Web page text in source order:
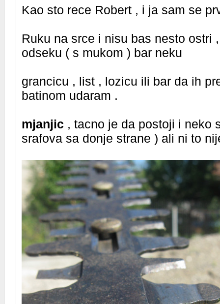
Kao sto rece Robert , i ja sam se
Ruku na srce i nisu bas nesto ostri
odseku ( s mukom ) bar neku
grancicu , list , lozicu ili bar da ih
batinom udaram .
mjanjic , tacno je da postoji i neko
srafova sa donje strane ) ali ni to